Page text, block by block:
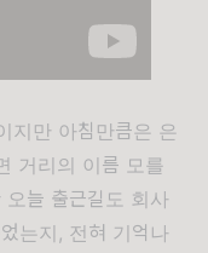
지만 아침만큼은 은
거리의 이름 모를
늘 출근길도 회사
는지, 전혀 기억나